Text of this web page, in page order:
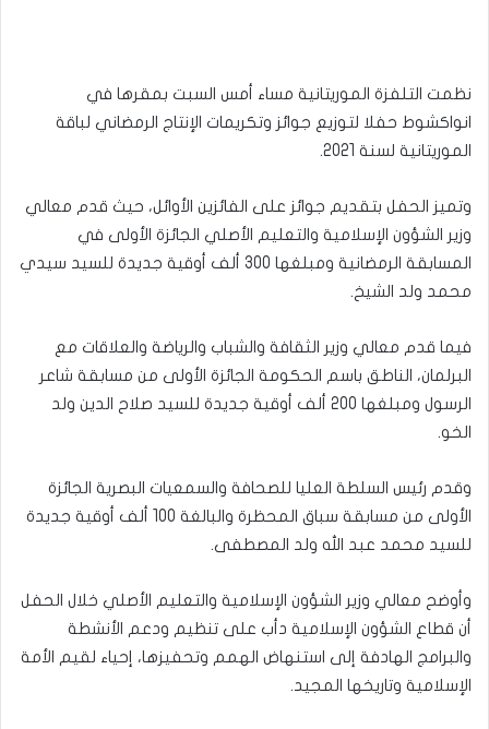
نظمت التلفزة الموريتانية مساء أمس السبت بمقرها في
انواكشوط حفلا لتوزيع جوائز وتكريمات الإنتاج الرمضاني لباقة
الموريتانية لسنة 2021.
وتميز الحفل بتقديم جوائز على الفائزين الأوائل، حيث قدم معالي
وزير الشؤون الإسلامية والتعليم الأصلي الجائزة الأولى في
المسابقة الرمضانية ومبلغها 300 ألف أوقية جديدة للسيد سيدي
محمد ولد الشيخ.
فيما قدم معالي وزير الثقافة والشباب والرياضة والعلاقات مع
البرلمان، الناطق باسم الحكومة الجائزة الأولى من مسابقة شاعر
الرسول ومبلغها 200 ألف أوقية جديدة للسيد صلاح الدين ولد
الخو.
وقدم رئيس السلطة العليا للصحافة والسمعيات البصرية الجائزة
الأولى من مسابقة سباق المحظرة والبالغة 100 ألف أوقية جديدة
للسيد محمد عبد الله ولد المصطفى.
وأوضح معالي وزير الشؤون الإسلامية والتعليم الأصلي خلال الحفل
أن قطاع الشؤون الإسلامية دأب على تنظيم ودعم الأنشطة
والبرامج الهادفة إلى استنهاض الهمم وتحفيزها، إحياء لقيم الأمة
الإسلامية وتاريخها المجيد.